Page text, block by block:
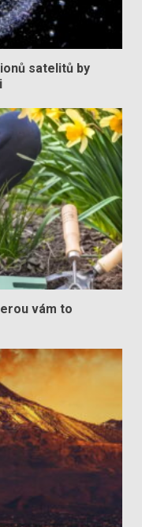
satelitů by
vám to